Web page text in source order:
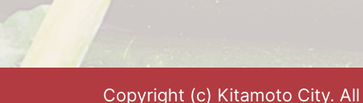
Copyright (c) Kitamoto City.